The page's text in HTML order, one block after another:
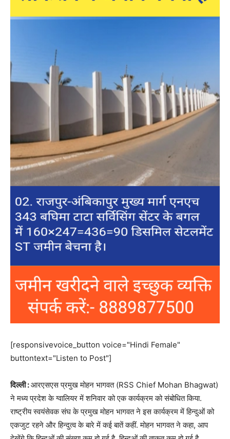
[responsivevoice_button voice="Hindi Female"
buttontext="Listen to Post"]
दिल्ली :आरएसएस प्रमुख मोहन भागवत (RSS Chief Mohan Bhagwat)
ने मध्य प्रदेश के ग्वालियर में शनिवार को एक कार्यक्रम को संबोधित किया.
राष्ट्रीय स्वयंसेवक संघ के प्रमुख मोहन भागवत ने इस कार्यक्रम में हिन्दुओं को
एकजुट रहने और हिन्दुत्व के बारे में कई बातें कहीं. मोहन भागवत ने कहा, आप